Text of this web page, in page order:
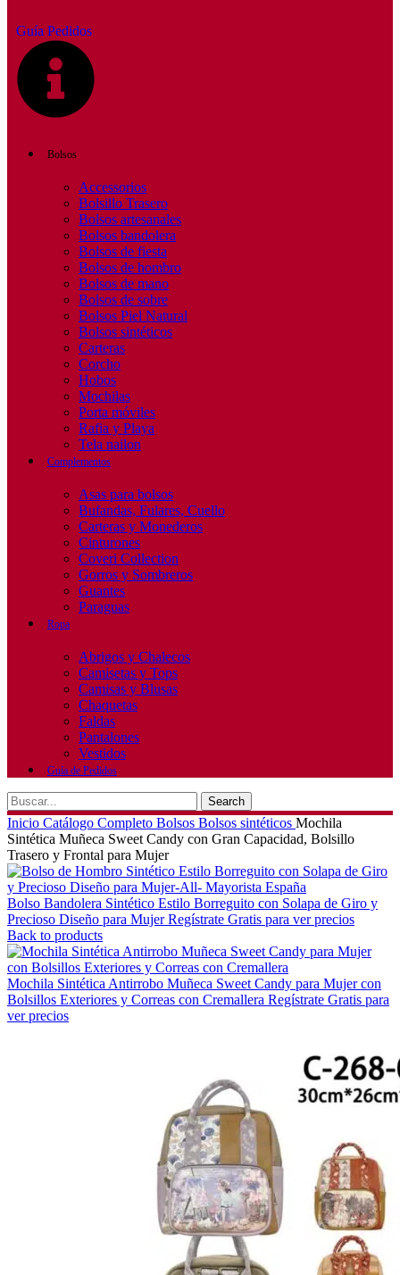
Guía Pedidos
Bolsos
Accessorios
Bolsillo Trasero
Bolsos artesanales
Bolsos bandolera
Bolsos de fiesta
Bolsos de hombro
Bolsos de mano
Bolsos de sobre
Bolsos Piel Natural
Bolsos sintéticos
Carteras
Corcho
Hobos
Mochilas
Porta móviles
Rafia y Playa
Tela nailon
Complementos
Asas para bolsos
Bufandas, Fulares, Cuello
Carteras y Monederos
Cinturones
Coveri Collection
Gorros y Sombreros
Guantes
Paraguas
Ropa
Abrigos y Chalecos
Camisetas y Tops
Camisas y Blusas
Chaquetas
Faldas
Pantalones
Vestidos
Guía de Pedidos
Search
Inicio Catálogo Completo Bolsos Bolsos sintéticos Mochila
Sintética Muñeca Sweet Candy con Gran Capacidad, Bolsillo
Trasero y Frontal para Mujer
Bolso Bandolera Sintético Estilo Borreguito con Solapa de Giro y
Precioso Diseño para MujerRegístrate Gratis para ver precios
Back to products
Mochila Sintética Antirrobo Muñeca Sweet Candy para Mujer con
Bolsillos Exteriores y Correas con Cremallera Regístrate Gratis para
ver precios